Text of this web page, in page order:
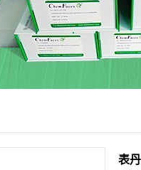
表